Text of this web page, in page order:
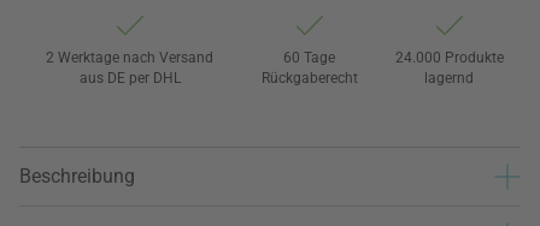
2 Werktage nach Versand
aus DE per DHL
60 Tage
Rückgaberecht
24.000 Produkte
lagernd
Beschreibung